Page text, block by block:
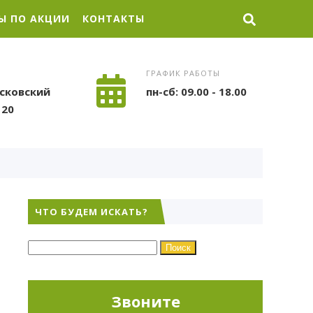
ПО АКЦИИ КОНТАКТЫ
ГРАФИК РАБОТЫ
пн-сб: 09.00 - 18.00
ЧТО БУДЕМ ИСКАТЬ?
Найти:
Звоните